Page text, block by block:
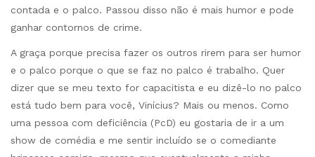
contada e o palco. Passou disso não é mais humor e pode
ganhar contornos de crime.
A graça porque precisa fazer os outros rirem para ser humor
e o palco porque o que se faz no palco é trabalho. Quer
dizer que se meu texto for capacitista e eu dizê-lo no palco
está tudo bem para você, Vinícius? Mais ou menos. Como
uma pessoa com deficiência (PcD) eu gostaria de ir a um
show de comédia e me sentir incluído se o comediante